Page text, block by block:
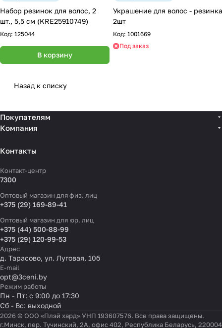
Набор резинок для волос, 2
шт., 5,5 см (KRE25910749)
Код: 125044
В корзину
Украшение для волос - резинка
2шт
Код: 1001669
Под заказ
Назад к списку
Покупателям
Компания
Контакты
Контакт-центр
7300
Оптовый магазин для физ. лиц
+375 (29) 169-89-41
Оптовый магазин для юр. лиц
+375 (44) 500-88-99
+375 (29) 120-99-53
Адрес
д. Тарасово, ул. Луговая, 10б
E-mail
opt@3ceni.by
Режим работы
Пн - Пт: с 9:00 до 17:30
Сб - Вс: выходной
2026 © ООО «Плэй хард» УНП 193607576. Все права защищены.
г.Минск, пер. Тучинский, 2А, офис 402, Республика Беларусь, 220004